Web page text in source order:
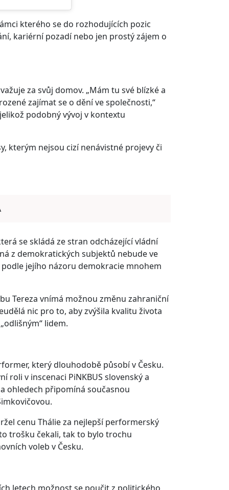
kterého se do rozhodujících pozic
kariérní pozadí nebo jen prostý zájem o
za svůj domov. „Mám tu své blízké a
zajímat se o dění ve společnosti,“
podobný vývoj v kontextu
kterým nejsou cizí nenávistné projevy či
se skládá ze stran odcházející vládní
z demokratických subjektů nebude ve
jejího názoru demokracie mnohem
Tereza vnímá možnou změnu zahraniční
nic pro to, aby zvýšila kvalitu života
lidem.
který dlouhodobě působí v Česku.
v inscenaci PiNKBUS slovenský a
ohledech připomíná současnou
cenu Thálie za nejlepší performerský
trošku čekali, tak to bylo trochu
voleb v Česku.
letech možnost se poučit z politického